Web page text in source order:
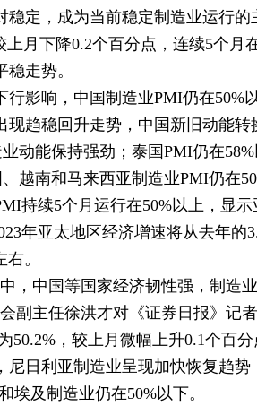
定，成为当前稳定制造业运行的
月下降0.2个百分点，连续5个月
走势。
影响，中国制造业PMI仍在50%
趋稳回升走势，中国新旧动能转
动能保持强劲；泰国PMI仍在
越南和马来西亚制造业PMI仍在
持续5个月运行在50%以上，显示
年亚太地区经济增速将从去年的
。
，中国等国家经济韧性强，制造
副主任徐洪才对《证券日报》记者
50.2%，较上月微幅上升0.1个百
日利亚制造业呈现加快恢复趋势
埃及制造业仍在50%以下。